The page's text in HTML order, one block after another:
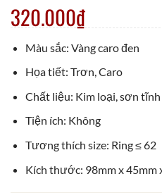
320.000₫
Màu sắc: Vàng caro đen
Họa tiết: Trơn, Caro
Chất liệu: Kim loại, sơn
Tiện ích: Không
Tương thích size: Ring ≤ 62
Kích thước: 98mm x 45mm